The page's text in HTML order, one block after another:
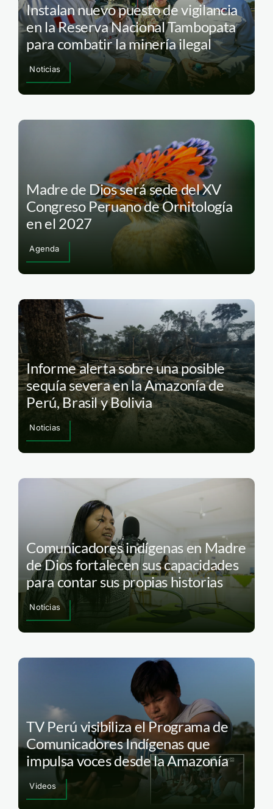
Instalan nuevo puesto de vigilancia
en la Reserva Nacional Tambopata
para combatir la minería ilegal
Noticias
Madre de Dios será sede del XV
Congreso Peruano de Ornitología
en el 2027
Agenda
Informe alerta sobre una posible
sequía severa en la Amazonía de
Perú, Brasil y Bolivia
Noticias
Comunicadores indígenas en Madre
de Dios fortalecen sus capacidades
para contar sus propias historias
Noticias
TV Perú visibiliza el Programa de
Comunicadores Indígenas que
impulsa voces desde la Amazonía
Videos